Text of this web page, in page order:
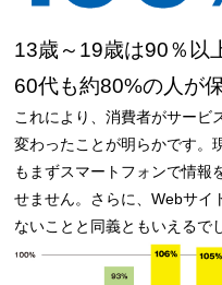
13歳～19歳は90％以
60代も約80%の人が
これにより、消費者がサービ
変わったことが明らかです。
もまずスマートフォンで情報
せません。さらに、Webサイ
ないことと同義ともいえるで